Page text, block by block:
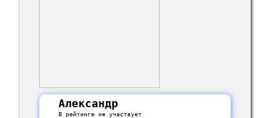
Александр
В рейтинге не участвует